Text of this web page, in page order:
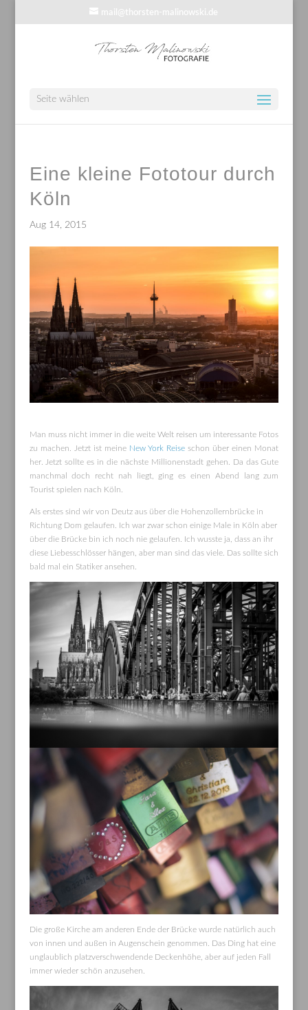
mail@thorsten-malinowski.de
Seite wählen
Eine kleine Fototour durch
Köln
Aug 14, 2015
Man muss nicht immer in die weite Welt reisen um interessante Fotos
zu machen. Jetzt ist meine New York Reise schon über einen Monat
her. Jetzt sollte es in die nächste Millionenstadt gehen. Da das Gute
manchmal doch recht nah liegt, ging es einen Abend lang zum
Tourist spielen nach Köln.
Als erstes sind wir von Deutz aus über die Hohenzollernbrücke in
Richtung Dom gelaufen. Ich war zwar schon einige Male in Köln aber
über die Brücke bin ich noch nie gelaufen. Ich wusste ja, dass an ihr
diese Liebesschlösser hängen, aber man sind das viele. Das sollte sich
bald mal ein Statiker ansehen.
Die große Kirche am anderen Ende der Brücke wurde natürlich auch
von innen und außen in Augenschein genommen. Das Ding hat eine
unglaublich platzverschwendende Deckenhöhe, aber auf jeden Fall
immer wieder schön anzusehen.